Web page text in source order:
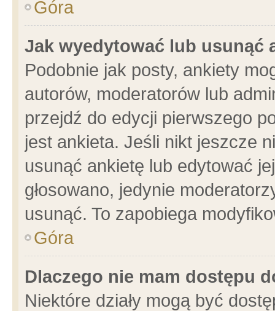
Góra
Jak wyedytować lub usunąć
Podobnie jak posty, ankiety
autorów, moderatorów lub
przejdź do edycji pierwszego
jest ankieta. Jeśli nikt jeszcze
usunąć ankietę lub edytować
głosowano, jedynie
usunąć. To zapobiega
Góra
Dlaczego nie mam dostępu
Niektóre działy mogą być